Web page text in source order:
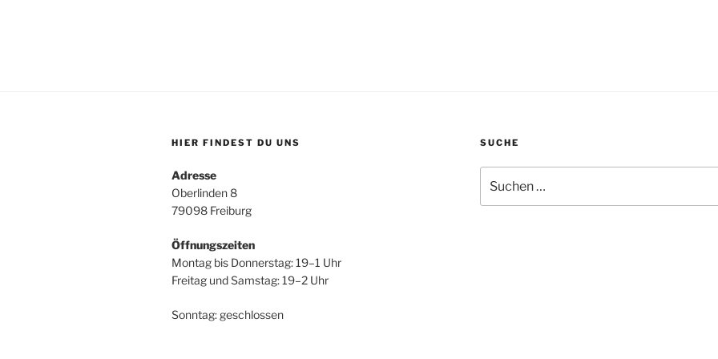
HIER FINDEST DU UNS
Adresse
Oberlinden 8
79098 Freiburg
Öffnungszeiten
Montag bis Donnerstag: 19–1 Uhr
Freitag und Samstag: 19–2 Uhr
Sonntag: geschlossen
SUCHE
nach: